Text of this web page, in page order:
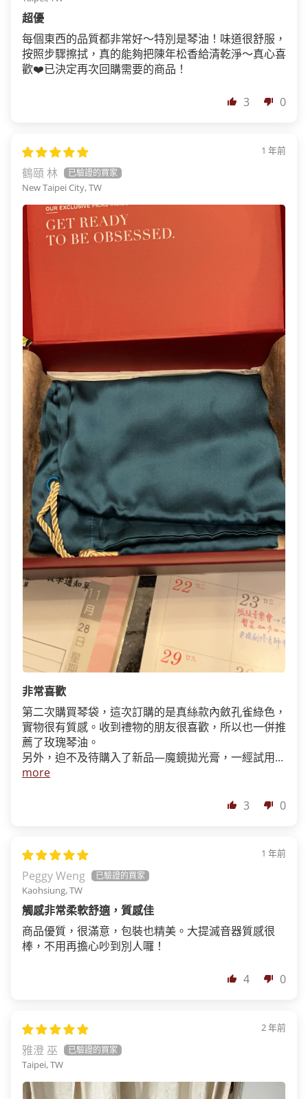
超優
每個東西的品質都非常好～特別是琴油！味道很舒服，
按照步驟擦拭，真的能夠把陳年松香給清乾淨～真心喜
歡❤️已決定再次回購需要的商品！
3 0
1 年前
鶴頤 林
New Taipei City, TW
非常喜歡
第二次購買琴袋，這次訂購的是真絲款內斂孔雀綠色，
實物很有質感。收到禮物的朋友很喜歡，所以也一併推
薦了玫瑰琴油。
另外，迫不及待購入了新品—魔鏡拋光膏，一經試用...
more
3 0
1 年前
Peggy Weng
Kaohsiung, TW
觸感非常柔軟舒適，質感佳
商品優質，很滿意，包裝也精美。大提滅音器質感很
棒，不用再擔心吵到別人囉！
4 0
2 年前
雅澄 巫
Taipei, TW